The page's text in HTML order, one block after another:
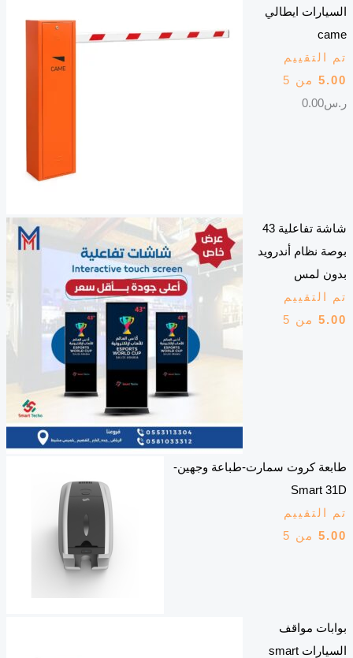
السيارات ايطالي
came
تم التقييم
5.00من 5
ر.س0.00
شاشة تفاعلية 43
بوصة نظام أندرويد
بدون لمس
تم التقييم
5.00من 5
طابعة كروت سمارت-طباعة وجهين-
Smart 31D
تم التقييم
5.00من 5
بوابات مواقف
السيارات smart